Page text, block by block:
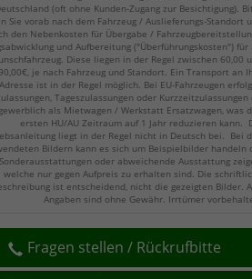
(oft ohne Kunden-Zugang zur Besichtigung).
Sie vorab nach dem Fahrzeug / Auslieferungs-Standort
den Nebenkosten für Übergabe /
und Aufbereitung ("Überführungskosten") für
Diese liegen in der Regel zwischen 60,00
je nach Fahrzeug und Standort. Ein Transport an
Adresse ist in der Regel möglich. Bei EU-Fahrzeugen
Tageszulassungen oder Kurzzeitzulassungen
als Mietwagen / Werkstatt Ersatzwagen, was
ersten HU/AU Zeitraum auf 1 Jahr reduzieren kann.
liegt in der Regel nicht in Deutsch bei. Bei
Bildern kann es sich um Beispielbilder handeln
Sonderausstattungen oder abweichende Ausstattung
welche nur gegen Aufpreis zu erhalten sind. Die
ist entscheidend, nicht die gezeigten Bilder.
Angaben sind ohne Gewähr. Irrtümer
Fragen stellen / Rückrufbitte